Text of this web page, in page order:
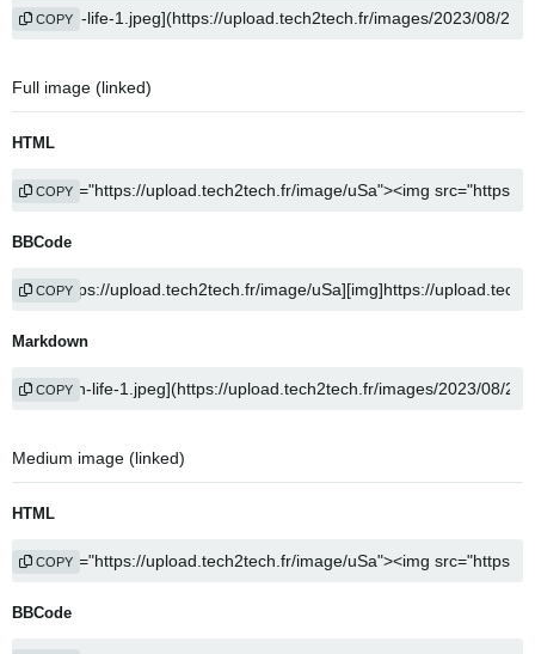
COPY
Full image (linked)
HTML
COPY
BBCode
COPY
Markdown
COPY
Medium image (linked)
HTML
COPY
BBCode